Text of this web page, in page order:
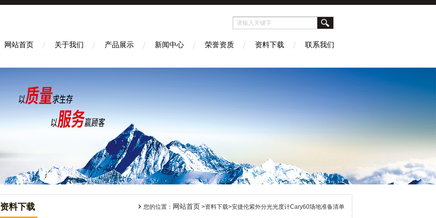
网站首页 关于我们 产品展示 新闻中心 荣誉资质 资料下载 联系我们
资料下载 您的位置： 网站首页 >资料下载>安捷伦紫外分光光度计Cary60场地准备清单